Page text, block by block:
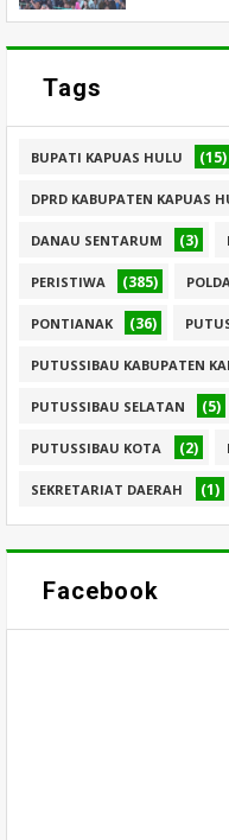
Tags
BUPATI KAPUAS HULU (15)
DPRD KABUPATEN KAPUAS
DANAU SENTARUM (3)
PERISTIWA (385)
PONTIANAK (36)
PUTUSSIBAU KABUPATEN
PUTUSSIBAU SELATAN (5)
PUTUSSIBAU KOTA (2)
SEKRETARIAT DAERAH (1)
Facebook